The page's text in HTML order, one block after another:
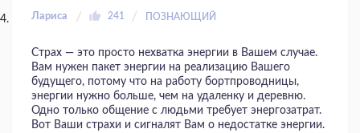
Лариса 241 ПОЗНАЮЩИЙ
Страх — это просто нехватка энергии в Вашем случае.
Вам нужен пакет энергии на реализацию Вашего
будущего, потому что на работу бортпроводницы,
энергии нужно больше, чем на удаленку и деревню.
Одно только общение с людьми требует энергозатрат.
Вот Ваши страхи и сигналят Вам о недостатке энергии.